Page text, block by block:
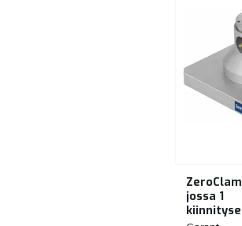
jossa 1